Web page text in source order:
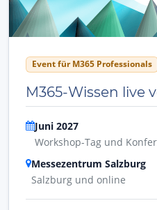
Event für M365 Professionals
M365-Wissen live
Juni 2027
Workshop-Tag und
Messezentrum Salzburg
Salzburg und online